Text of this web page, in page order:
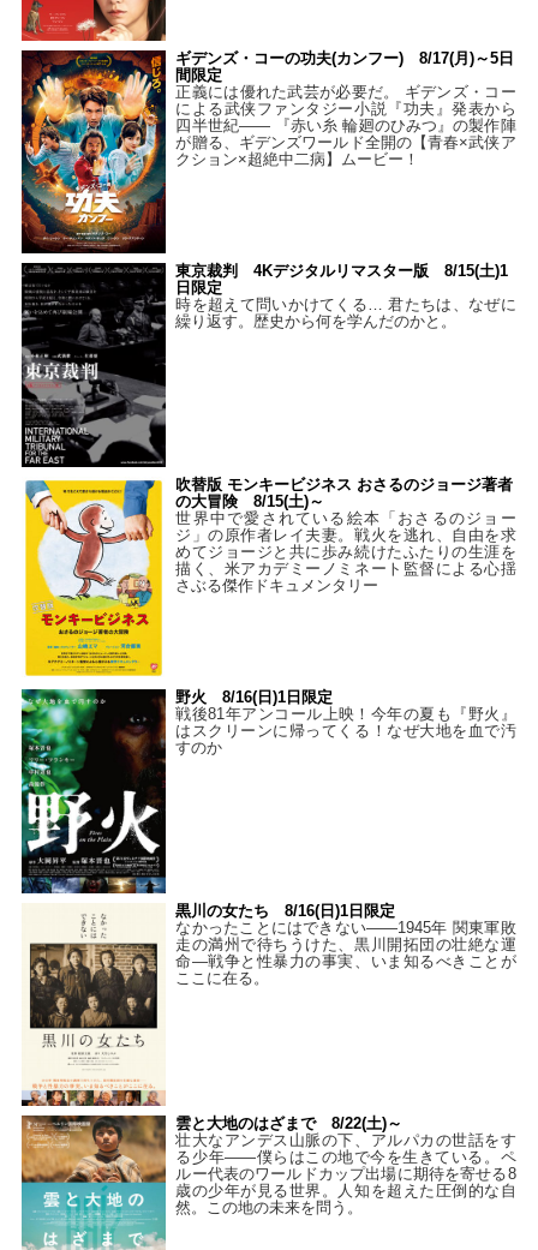
ギデンズ・コーの功夫(カンフー) 8/17(月)～5日
間限定
正義には優れた武芸が必要だ。 ギデンズ・コー
による武侠ファンタジー小説『功夫』発表から
四半世紀―― 『赤い糸 輪廻のひみつ』の製作陣
が贈る、ギデンズワールド全開の【青春×武侠ア
クション×超絶中二病】ムービー！
東京裁判 4Kデジタルリマスター版 8/15(土)1
日限定
時を超えて問いかけてくる… 君たちは、なぜに
繰り返す。歴史から何を学んだのかと。
吹替版 モンキービジネス おさるのジョージ著者
の大冒険 8/15(土)～
世界中で愛されている絵本「おさるのジョー
ジ」の原作者レイ夫妻。戦火を逃れ、自由を求
めてジョージと共に歩み続けたふたりの生涯を
描く、米アカデミーノミネート監督による心揺
さぶる傑作ドキュメンタリー
野火 8/16(日)1日限定
戦後81年アンコール上映！今年の夏も『野火』
はスクリーンに帰ってくる！なぜ大地を血で汚
すのか
黒川の女たち 8/16(日)1日限定
なかったことにはできない——1945年 関東軍敗
走の満州で待ちうけた、黒川開拓団の壮絶な運
命―戦争と性暴力の事実、いま知るべきことが
ここに在る。
雲と大地のはざまで 8/22(土)～
壮大なアンデス山脈の下、アルパカの世話をす
る少年――僕らはこの地で今を生きている。ペ
ルー代表のワールドカップ出場に期待を寄せる8
歳の少年が見る世界。人知を超えた圧倒的な自
然。この地の未来を問う。